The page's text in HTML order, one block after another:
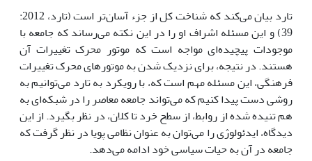
تارد بیان می‌کند که شناخت کل از جزء آسان‌تر است (تارد، 2012:
39) و این مسئله اشراف او را در این نکته می‌رساند که جامعه با
موجودات پیچیده‌ای مواجه است که موتور محرک تغییرات آن
هستند. در نتیجه، برای نزدیک شدن به موتورهای محرک تغییرات
فرهنگی، این مسئله مهم است که، با رویکرد به تارد می‌توانیم به
روشی دست پیدا کنیم که می‌تواند جامعه معاصر را در شبکه‌ای به
هم تنیده شده از روابط، از سطح خرد تا کلان، در نظر بگیرد. از این
دیدگاه، ایدئولوژی را می‌توان به عنوان نظامی پویا در نظر گرفت که
جامعه در آن به حیات سیاسی خود ادامه می‌دهد.